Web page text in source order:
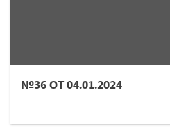
№36 ОТ 04.01.2024